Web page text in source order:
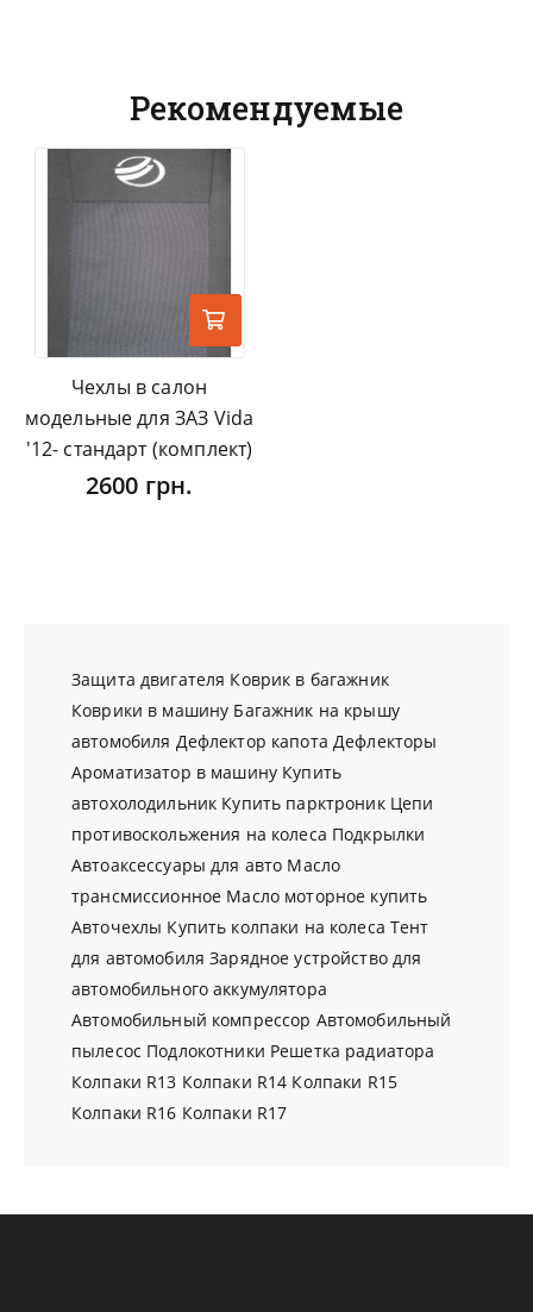
Рекомендуемые
Чехлы в салон
модельные для ЗАЗ Vida
'12- стандарт (комплект)
2600 грн.
Защита двигателя Коврик в багажник
Коврики в машину Багажник на крышу
автомобиля Дефлектор капота Дефлекторы
Ароматизатор в машину Купить
автохолодильник Купить парктроник Цепи
противоскольжения на колеса Подкрылки
Автоаксессуары для авто Масло
трансмиссионное Масло моторное купить
Авточехлы Купить колпаки на колеса Тент
для автомобиля Зарядное устройство для
автомобильного аккумулятора
Автомобильный компрессор Автомобильный
пылесос Подлокотники Решетка радиатора
Колпаки R13 Колпаки R14 Колпаки R15
Колпаки R16 Колпаки R17